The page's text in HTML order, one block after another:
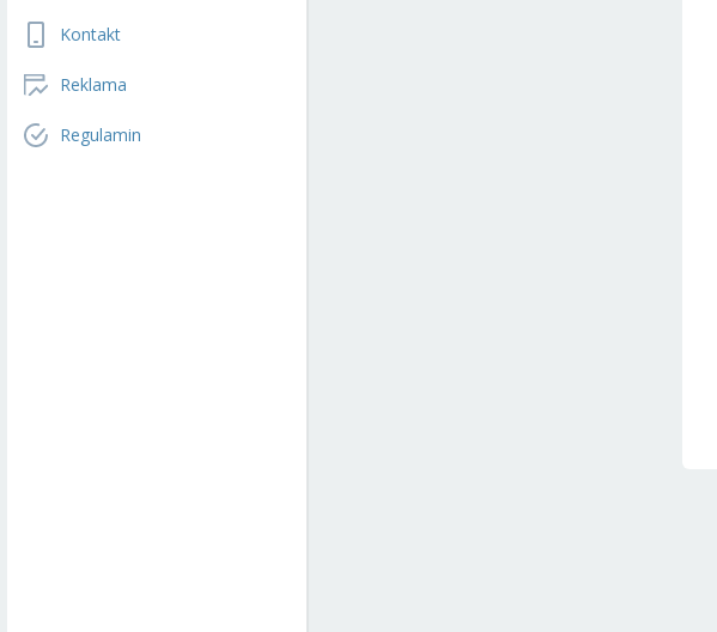
Kontakt
Reklama
Regulamin